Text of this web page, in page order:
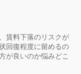
賃料下落のリスクが
回復程度に留めるの
が良いのか悩みどこ